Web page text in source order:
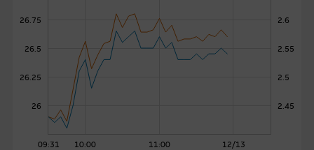
09:31 10:00 11:00 12/13
2.45
2.5
2.55
2.6
26
26.25
26.5
26.75